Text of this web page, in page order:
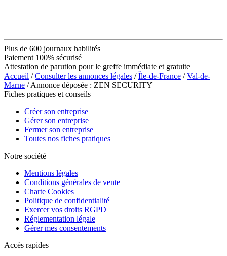
Plus de 600 journaux habilités
Paiement 100% sécurisé
Attestation de parution pour le greffe immédiate et gratuite
Accueil /Consulter les annonces légales /Île-de-France /Val-de-
Marne / Annonce déposée : ZEN SECURITY
Fiches pratiques et conseils
Créer son entreprise
Gérer son entreprise
Fermer son entreprise
Toutes nos fiches pratiques
Notre société
Mentions légales
Conditions générales de vente
Charte Cookies
Politique de confidentialité
Exercer vos droits RGPD
Réglementation légale
Gérer mes consentements
Accès rapides